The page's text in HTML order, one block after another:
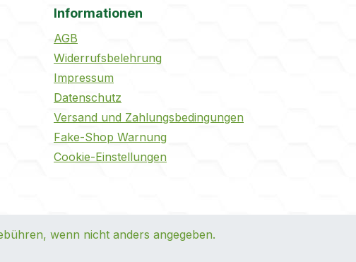
Informationen
AGB
Widerrufsbelehrung
Impressum
Datenschutz
Versand und Zahlungsbedingungen
Fake-Shop Warnung
Cookie-Einstellungen
wenn nicht anders angegeben.